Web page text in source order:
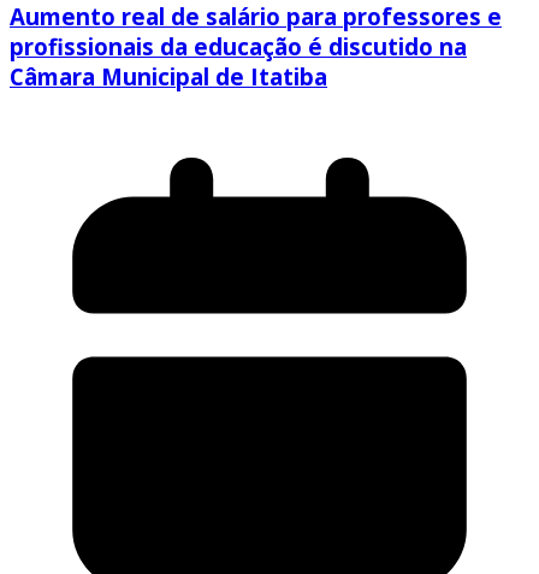
Aumento real de salário para professores e
profissionais da educação é discutido na
Câmara Municipal de Itatiba